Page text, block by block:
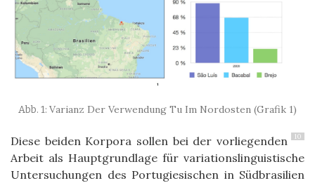
Varianz Der Verwendung Tu Im Nordosten (Grafik 1)
10
Diese beiden Korpora sollen bei der vorliegenden
Arbeit als Hauptgrundlage für variationslinguistische
Untersuchungen des Portugiesischen in Südbrasilien